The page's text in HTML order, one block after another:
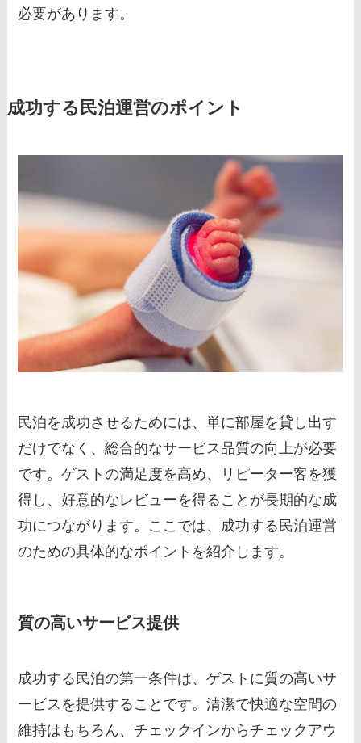
必要があります。
成功する民泊運営のポイント
民泊を成功させるためには、単に部屋を貸し出す
だけでなく、総合的なサービス品質の向上が必要
です。ゲストの満足度を高め、リピーター客を獲
得し、好意的なレビューを得ることが長期的な成
功につながります。ここでは、成功する民泊運営
のための具体的なポイントを紹介します。
質の高いサービス提供
成功する民泊の第一条件は、ゲストに質の高いサ
ービスを提供することです。清潔で快適な空間の
維持はもちろん、チェックインからチェックアウ